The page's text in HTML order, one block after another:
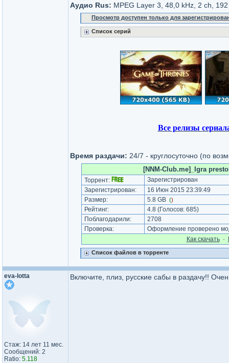
Аудио Rus: MPEG Layer 3, 48,0 kHz, 2 ch,
Просмотр доступен только для
Список серий
Все релизы
Время раздачи: 24/7 - круглосуточно (по
[NNM-Club.me]_Igra
Торрент:
Зарегистрирован
Зарегистрирован:
16 Июн 2015 23:39:49
Размер:
5.8 GB ()
Рейтинг: 4.8 (Голосов: 685)
Поблагодарили:
2708
Проверка:
Оформление проверено
Как cкачать·
Список файлов в торренте
eva-lotta
Стаж: 14 лет 11 мес.
Сообщений: 2
Ratio: 5.118
Включите, плиз, русские сабы в раздачу!!